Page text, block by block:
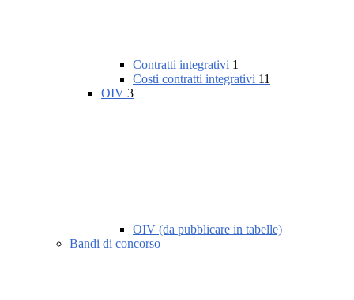
Contratti integrativi 1
Costi contratti integrativi 11
OIV 3
OIV (da pubblicare in tabelle)
Bandi di concorso